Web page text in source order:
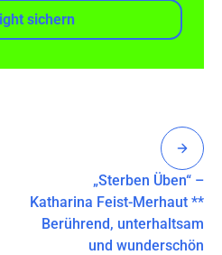
sichern
„Sterben Üben“ –
Katharina Feist-Merhaut **
Berührend, unterhaltsam
und wunderschön